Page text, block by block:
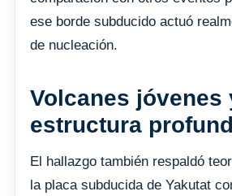
ese borde subducido actuó
de nucleación.
Volcanes jóvenes
estructura
El hallazgo también respaldó
la placa subducida de Yakutat